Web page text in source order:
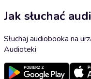
Jak słuchać
Słuchaj audiobooka na
Audioteki